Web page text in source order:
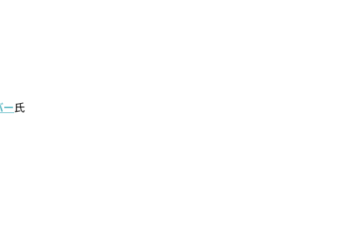
ー氏